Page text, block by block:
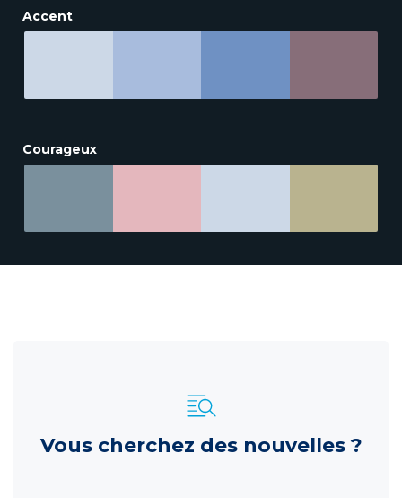
Accent
Courageux
Vous cherchez des nouvelles ?